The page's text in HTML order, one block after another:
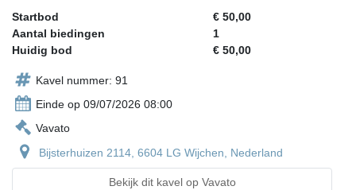
Startbod
€ 50,00
Aantal biedingen
1
Huidig bod
€ 50,00
Kavel nummer: 91
Einde op 09/07/2026 08:00
Vavato
Bijsterhuizen 2114, 6604 LG Wijchen, Nederland
Bekijk dit kavel op Vavato